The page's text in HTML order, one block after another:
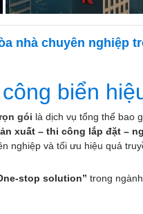
nhà chuyên nghiệp
biển
gói là dịch vụ tổng thể bao
xuất – thi công lắp đặt –
nghiệp và tối ưu hiệu quả
stop solution” trong